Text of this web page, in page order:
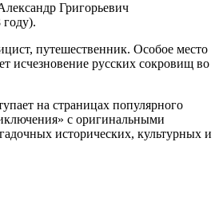
Григорьевич
году).
путешественник. Особое место
исчезновение русских сокровищ во
на страницах популярного
с оригинальными
исторических, культурных и